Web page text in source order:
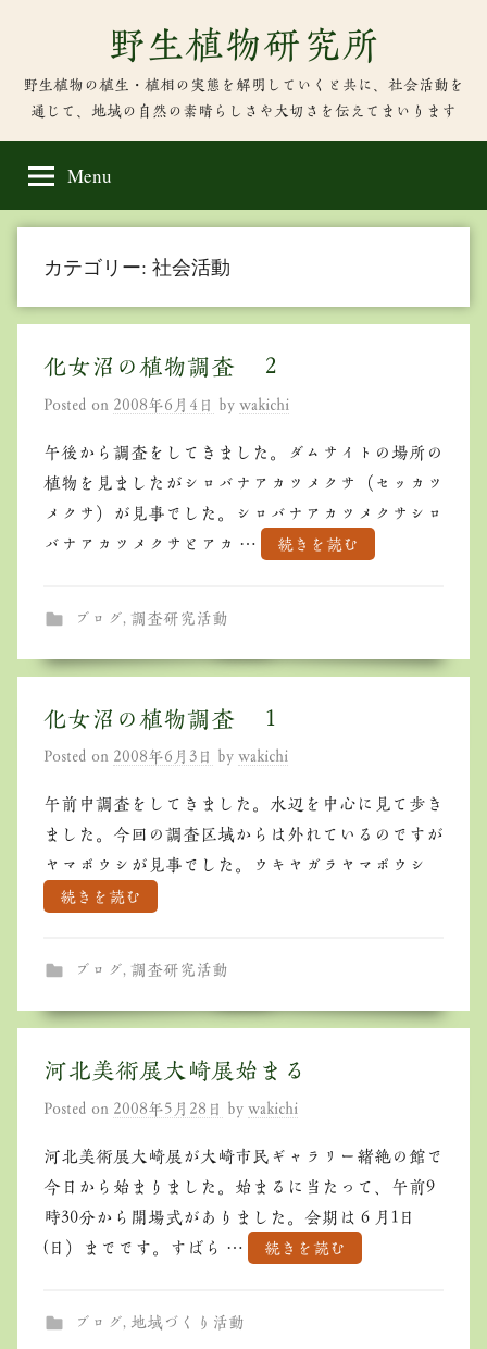
content
野生植物研究所
野生植物の植生・植相の実態を解明していくと共に、社会活動を
通じて、地域の自然の素晴らしさや大切さを伝えてまいります
Menu
カテゴリー: 社会活動
化女沼の植物調査 ２
Posted on 2008年6月4日 by wakichi
午後から調査をしてきました。ダムサイトの場所の
植物を見ましたがシロバナアカツメクサ（セッカツ
メクサ）が見事でした。シロバナアカツメクサシロ
バナアカツメクサとアカ …
続きを読む
ブログ, 調査研究活動
化女沼の植物調査 １
Posted on 2008年6月3日 by wakichi
午前中調査をしてきました。水辺を中心に見て歩き
ました。今回の調査区域からは外れているのですが
ヤマボウシが見事でした。ウキヤガラヤマボウシ
続きを読む
ブログ, 調査研究活動
河北美術展大崎展始まる
Posted on 2008年5月28日 by wakichi
河北美術展大崎展が大崎市民ギャラリー緒絶の館で
今日から始まりました。始まるに当たって、午前9
時30分から開場式がありました。会期は６月1日
(日）までです。すばら …
続きを読む
ブログ, 地域づくり活動